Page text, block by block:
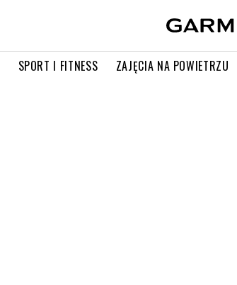
SPORT I FITNESS ZAJĘCIA NA POWIETRZU